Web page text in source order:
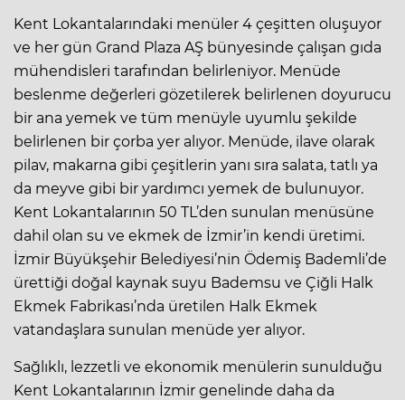
Kent Lokantalarındaki menüler 4 çeşitten oluşuyor
ve her gün Grand Plaza AŞ bünyesinde çalışan gıda
mühendisleri tarafından belirleniyor. Menüde
beslenme değerleri gözetilerek belirlenen doyurucu
bir ana yemek ve tüm menüyle uyumlu şekilde
belirlenen bir çorba yer alıyor. Menüde, ilave olarak
pilav, makarna gibi çeşitlerin yanı sıra salata, tatlı ya
da meyve gibi bir yardımcı yemek de bulunuyor.
Kent Lokantalarının 50 TL’den sunulan menüsüne
dahil olan su ve ekmek de İzmir’in kendi üretimi.
İzmir Büyükşehir Belediyesi’nin Ödemiş Bademli’de
ürettiği doğal kaynak suyu Bademsu ve Çiğli Halk
Ekmek Fabrikası’nda üretilen Halk Ekmek
vatandaşlara sunulan menüde yer alıyor.
Sağlıklı, lezzetli ve ekonomik menülerin sunulduğu
Kent Lokantalarının İzmir genelinde daha da